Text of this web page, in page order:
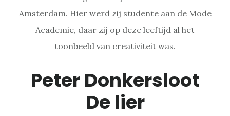
Amsterdam. Hier werd zij studente aan de Mode
Academie, daar zij op deze leeftijd al het
toonbeeld van creativiteit was.
Peter Donkersloot
De lier